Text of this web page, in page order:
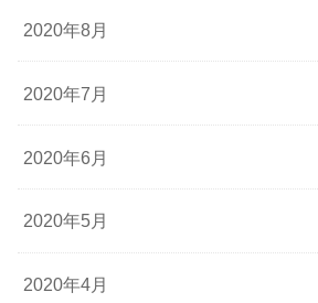
2020年8月
2020年7月
2020年6月
2020年5月
2020年4月